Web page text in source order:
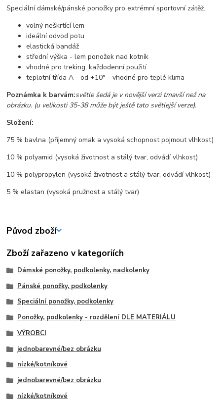
Speciální dámské/pánské ponožky pro extrémní sportovní zátěž.
volný neškrtící lem
ideální odvod potu
elastická bandáž
střední výška - lem ponožek nad kotník
vhodné pro treking, každodenní použití
teplotní třída A - od +10° - vhodné pro teplé klima
Poznámka k barvám:světle šedá je v novější verzi tmavší než na
obrázku. (u velikosti 35-38 může být ještě tato světlejší verze).
Složení:
75 % bavlna (příjemný omak a vysoká schopnost pojmout vlhkost)
10 % polyamid (vysoká životnost a stálý tvar, odvádí vlhkost)
10 % polypropylen (vysoká životnost a stálý tvar, odvádí vlhkost)
5 % elastan (vysoká pružnost a stálý tvar)
Původ zboží
Zboží zařazeno v kategoriích
Dámské ponožky, podkolenky, nadkolenky
Pánské ponožky, podkolenky
Speciální ponožky, podkolenky
Ponožky, podkolenky - rozdělení DLE MATERIÁLU
VÝROBCI
jednobarevné/bez obrázku
nízké/kotníkové
jednobarevné/bez obrázku
nízké/kotníkové